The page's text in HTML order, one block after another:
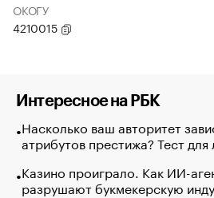
ОКОГУ
4210015
Интересное на РБК
Насколько ваш авторитет
атрибутов престижа? Тест для
Казино проиграло. Как ИИ-
разрушают букмекерскую